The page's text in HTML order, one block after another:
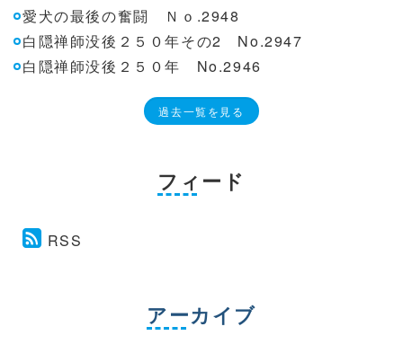
愛犬の最後の奮闘 Ｎｏ.2948
白隠禅師没後２５０年その2 No.2947
白隠禅師没後２５０年 No.2946
過去一覧を見る
フィード
RSS
アーカイブ